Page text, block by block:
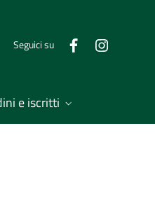
Seguici su
e iscritti